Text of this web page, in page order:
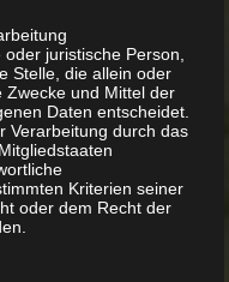
–
–
Clemmys
–
juristische Person,
Stelle, die allein oder
Zwecke und Mittel der
Daten entscheidet.
Verarbeitung durch das
Kriterien seiner
oder dem Recht der